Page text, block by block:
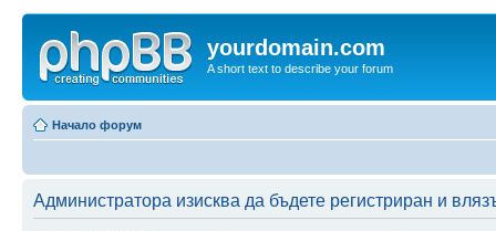
yourdomain.com
A short text to describe your forum
Начало форум
Администратора изисква да бъдете регистриран и